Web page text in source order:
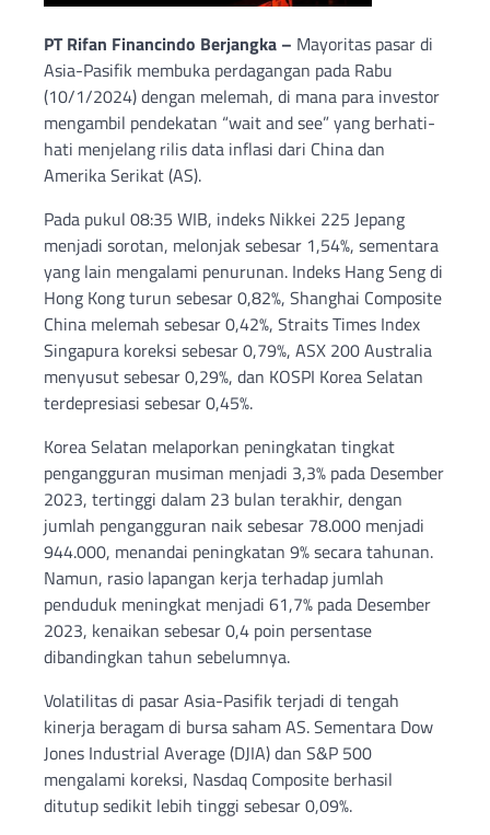
PT Rifan Financindo Berjangka – Mayoritas pasar di
Asia-Pasifik membuka perdagangan pada Rabu
(10/1/2024) dengan melemah, di mana para investor
mengambil pendekatan “wait and see” yang berhati-
hati menjelang rilis data inflasi dari China dan
Amerika Serikat (AS).
Pada pukul 08:35 WIB, indeks Nikkei 225 Jepang
menjadi sorotan, melonjak sebesar 1,54%, sementara
yang lain mengalami penurunan. Indeks Hang Seng di
Hong Kong turun sebesar 0,82%, Shanghai Composite
China melemah sebesar 0,42%, Straits Times Index
Singapura koreksi sebesar 0,79%, ASX 200 Australia
menyusut sebesar 0,29%, dan KOSPI Korea Selatan
terdepresiasi sebesar 0,45%.
Korea Selatan melaporkan peningkatan tingkat
pengangguran musiman menjadi 3,3% pada Desember
2023, tertinggi dalam 23 bulan terakhir, dengan
jumlah pengangguran naik sebesar 78.000 menjadi
944.000, menandai peningkatan 9% secara tahunan.
Namun, rasio lapangan kerja terhadap jumlah
penduduk meningkat menjadi 61,7% pada Desember
2023, kenaikan sebesar 0,4 poin persentase
dibandingkan tahun sebelumnya.
Volatilitas di pasar Asia-Pasifik terjadi di tengah
kinerja beragam di bursa saham AS. Sementara Dow
Jones Industrial Average (DJIA) dan S&P 500
mengalami koreksi, Nasdaq Composite berhasil
ditutup sedikit lebih tinggi sebesar 0,09%.